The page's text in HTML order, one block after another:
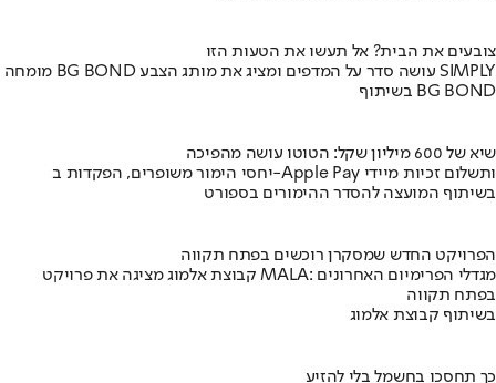
צובעים את הבית? אל תעשו את הטעות הזו
מומחה BG BOND עושה סדר על המדפים ומציג את מותג הצבע SIMPLY
בשיתוף BG BOND
שיא של 600 מיליון שקל: הטוטו עושה מהפיכה
יחסי הימור משופרים, הפקדות ב-Apple Pay ותשלום זכיות מיידי
בשיתוף המועצה להסדר ההימורים בספורט
הפרויקט החדש שמסקרן רוכשים בפתח תקווה
קבוצת אלמוג מציגה את פרויקט MALA: מגדלי הפרימיום האחרונים
בפתח תקווה
בשיתוף קבוצת אלמוג
כך תחסכו בחשמל בלי להזיע